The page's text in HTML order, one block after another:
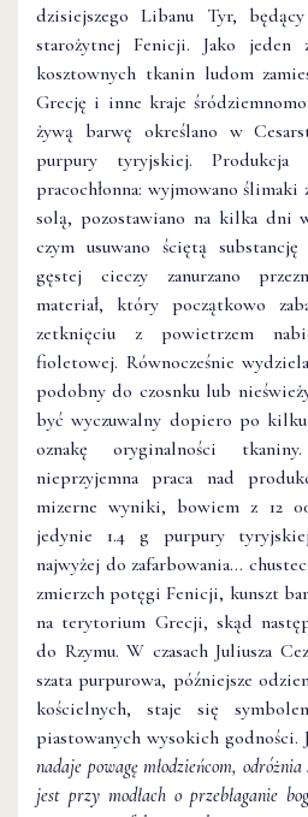
dzisiejszego Libanu Tyr,
starożytnej Fenicji. Jako jeden
kosztownych tkanin ludom
Grecję i inne kraje
żywą barwę określano w
purpury tyryjskiej. Produkcja
pracochłonna: wyjmowano
solą, pozostawiano na kilka dni
czym usuwano ściętą
gęstej cieczy zanurzano
materiał, który początkowo
zetknięciu z powietrzem
fioletowej. Równocześnie
podobny do czosnku lub
być wyczuwalny dopiero po kilku
oznakę oryginalności
nieprzyjemna praca nad
mizerne wyniki, bowiem z 12
jedynie 1.4 g purpury
najwyżej do zafarbowania…
zmierzch potęgi Fenicji, kunszt
na terytorium Grecji, skąd
do Rzymu. W czasach Juliusza
szata purpurowa, późniejsze
kościelnych, staje się
piastowanych wysokich godności.
nadaje powagę młodzieńcom,
jest przy modłach o przebłaganie